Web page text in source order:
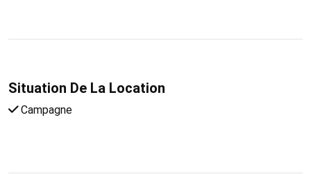
Situation De La Location
Campagne